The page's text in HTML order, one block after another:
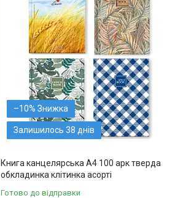
–10%
Залишилось 38 днів
Книга канцелярська А4 100 арк тверда
обкладинка клітинка асорті
Готово до відправки